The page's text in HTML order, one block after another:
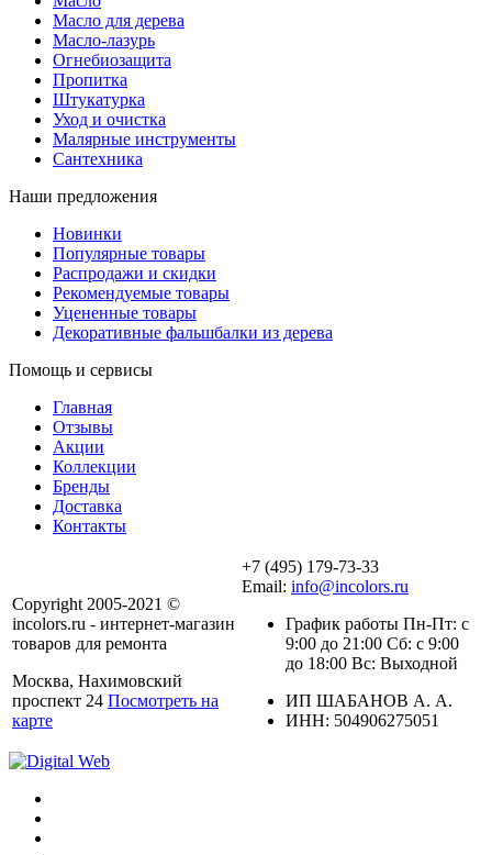
Масло для дерева
Масло-лазурь
Огнебиозащита
Пропитка
Штукатурка
Уход и очистка
Малярные инструменты
Сантехника
Наши предложения
Новинки
Популярные товары
Распродажи и скидки
Рекомендуемые товары
Уцененные товары
Декоративные фальшбалки из дерева
Помощь и сервисы
Главная
Отзывы
Акции
Коллекции
Бренды
Доставка
Контакты
Copyright 2005-2021 ©
incolors.ru - интернет-магазин
товаров для ремонта
Москва, Нахимовский
проспект 24 Посмотреть на
карте
+7 (495) 179-73-33
Email: info@incolors.ru
График работы Пн-Пт: с
9:00 до 21:00 Сб: с 9:00
до 18:00 Вс: Выходной
ИП ШАБАНОВ А. А.
ИНН: 504906275051